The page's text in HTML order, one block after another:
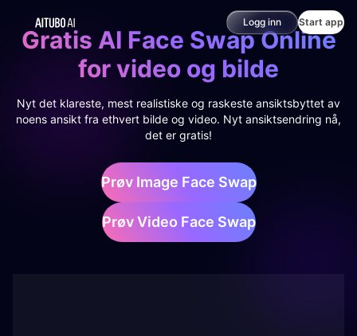
Logg inn Start app
Gratis AI Face Swap Online
for video og bilde
Nyt det klareste, mest realistiske og raskeste ansiktsbyttet av
noens ansikt fra ethvert bilde og video. Nyt ansiktsendring nå,
det er gratis!
Prøv Image Face Swap
Prøv Video Face Swap